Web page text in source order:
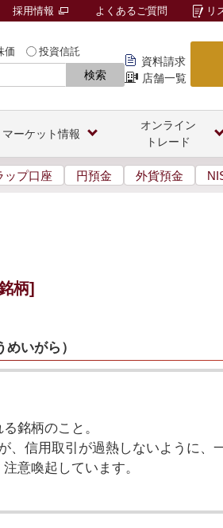
価 投資信託
検索
資料請求
店舗一覧
採用情報 よくあるご質問 リ
マーケット情報
オンライン
トレード
ップ口座 円預金 外貨預金
柄]
めいがら）
銘柄のこと。
、信用取引が過熱しないように、
意喚起しています。